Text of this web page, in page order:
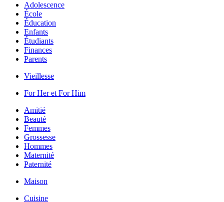
Adolescence
École
Éducation
Enfants
Étudiants
Finances
Parents
Vieillesse
For Her et For Him
Amitié
Beauté
Femmes
Grossesse
Hommes
Maternité
Paternité
Maison
Cuisine